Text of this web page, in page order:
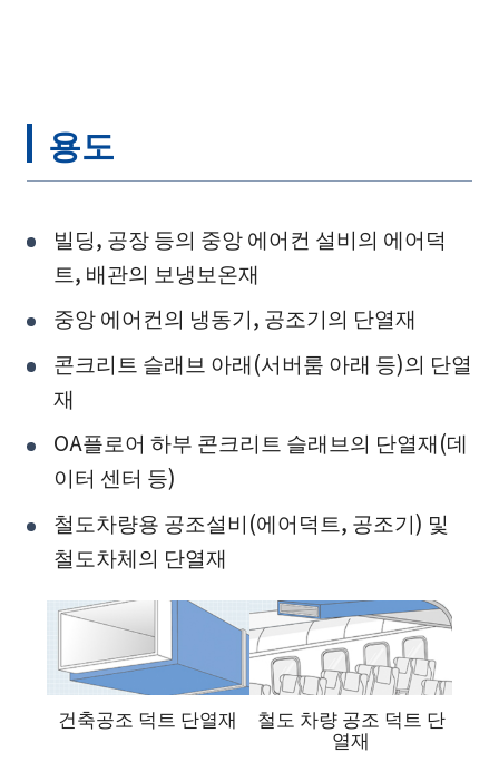
용도
빌딩, 공장 등의 중앙 에어컨 설비의 에어덕
트, 배관의 보냉보온재
중앙 에어컨의 냉동기, 공조기의 단열재
콘크리트 슬래브 아래(서버룸 아래 등)의 단열
재
OA플로어 하부 콘크리트 슬래브의 단열재(데
이터 센터 등)
철도차량용 공조설비(에어덕트, 공조기) 및
철도차체의 단열재
건축공조 덕트 단열재 철도 차량 공조 덕트 단
열재